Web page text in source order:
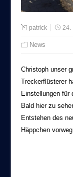
patrick 24.
News
Christoph unser
Treckerflüsterer
Einstellungen für
Bald hier zu
Entstehen des
Häppchen